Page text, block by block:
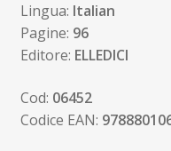
Lingua: Italian
Pagine: 96
Editore: ELLEDICI
Cod: 06452
Codice EAN: